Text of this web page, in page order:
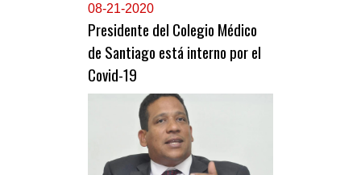
08-21-2020
Presidente del Colegio Médico
de Santiago está interno por el
Covid-19